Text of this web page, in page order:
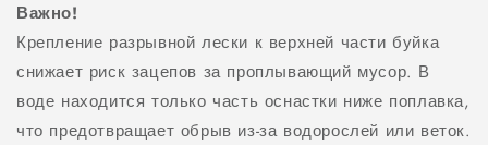
Важно!
Крепление разрывной лески к верхней части буйка
снижает риск зацепов за проплывающий мусор. В
воде находится только часть оснастки ниже поплавка,
что предотвращает обрыв из-за водорослей или веток.